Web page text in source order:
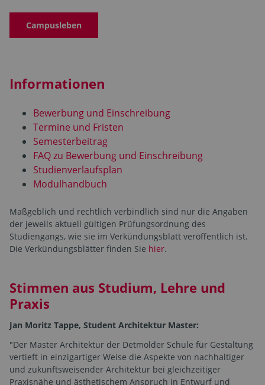
Campusleben
Informationen
Bewerbung und Einschreibung
Termine und Fristen
Semesterbeitrag
FAQ zu Bewerbung und Einschreibung
Studienverlaufsplan
Modulhandbuch
Maßgeblich und rechtlich verbindlich sind nur die Angaben
der jeweils aktuell gültigen Prüfungsordnung des
Studiengangs, wie sie im Verkündungsblatt veröffentlich ist.
Die Verkündungsblätter finden Sie hier.
Stimmen aus Studium, Lehre und
Praxis
Jan Moritz Tappe, Student Architektur Master:
"Der Master Architektur der Detmolder Schule für Gestaltung
vertieft in einzigartiger Weise die Aspekte von nachhaltiger
und zukunftsweisender Architektur bei gleichzeitiger
Praxisnähe und ästhetischem Anspruch in Entwurf und